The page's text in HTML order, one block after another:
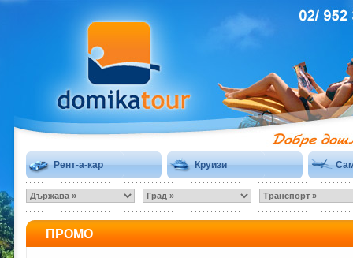
Рент-а-кар Круизи
ПРОМО